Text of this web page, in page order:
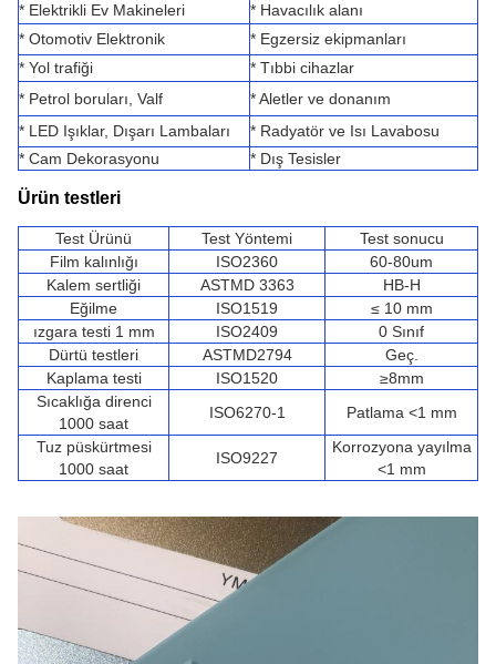
* Elektrikli Ev Makineleri
* Havacılık alanı
* Otomotiv Elektronik
* Egzersiz ekipmanları
* Yol trafiği
* Tıbbi cihazlar
* Petrol boruları, Valf
* Aletler ve donanım
* LED Işıklar, Dışarı Lambaları
* Radyatör ve Isı Lavabosu
* Cam Dekorasyonu
* Dış Tesisler
Ürün testleri
Test Ürünü Test Yöntemi
Test sonucu
Film kalınlığı
ISO2360
60-80um
Kalem sertliği
ASTMD 3363
HB-H
Eğilme
ISO1519
≤ 10 mm
ızgara testi 1 mm
ISO2409
0 Sınıf
Dürtü testleri
ASTMD2794
Geç.
Kaplama testi
ISO1520
≥8mm
Sıcaklığa direnci
1000 saat
ISO6270-1
Patlama <1 mm
Tuz püskürtmesi
1000 saat
ISO9227
Korrozyona yayılma
<1 mm